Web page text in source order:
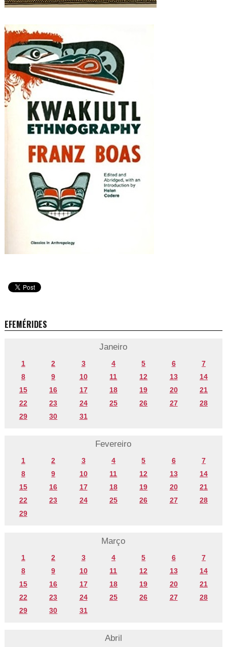
EFEMÉRIDES
Janeiro
1 2 3 4 5 6
7
8
9 10 11 12 13
14
15
16 17 18 19 20
21
22
23 24 25 26 27
28
29
30 31
Fevereiro
1 2 3 4 5 6
7
8
9 10 11 12 13
14
15
16 17 18 19 20
21
22
23 24 25 26 27
28
29
Março
1 2 3 4 5 6
7
8
9 10 11 12 13
14
15
16 17 18 19 20
21
22
23 24 25 26 27
28
29
30 31
Abril